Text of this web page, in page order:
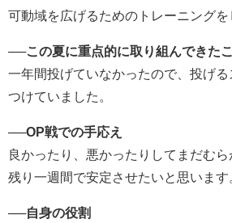
可動域を広げるためのトレーニングを
──この夏に重点的に取り組んできた
一年間投げていなかったので、投げ
つけていました。
──OP戦での手応え
良かったり、悪かったりしてまだむ
残り一週間で安定させたいと思います
──自身の役割